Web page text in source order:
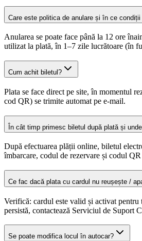
Care este politica de anulare și în ce
Anularea se poate face până la 12 ore
utilizat la plată, în 1–7 zile lucrătoare (în
Cum achit biletul?
Plata se face direct pe site, în momentul
cod QR) se trimite automat pe e-mail.
În cât timp primesc biletul după plată și
După efectuarea plății online, biletul
îmbarcare, codul de rezervare și codul
Ce fac dacă plata cu cardul nu reușește /
Verifică: cardul este valid și activat
persistă, contactează Serviciul de Suport
Se poate modifica locul în autocar?